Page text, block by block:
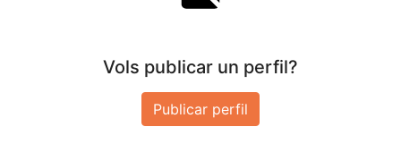
Vols publicar un perfil?
Publicar perfil